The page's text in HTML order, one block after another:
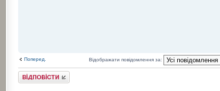
Поперед. Відображати повідомлення за:
Відповісти